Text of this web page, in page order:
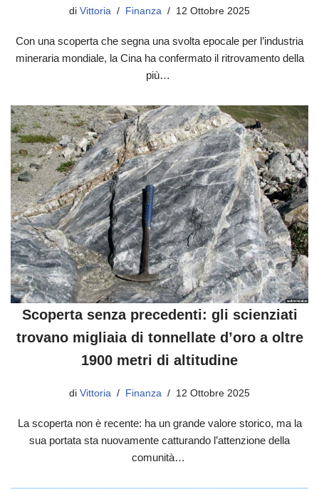
di Vittoria Finanza 12 Ottobre 2025
Con una scoperta che segna una svolta epocale per l’industria
mineraria mondiale, la Cina ha confermato il ritrovamento della
più…
Scoperta senza precedenti: gli scienziati
trovano migliaia di tonnellate d’oro a oltre
1900 metri di altitudine
di Vittoria Finanza 12 Ottobre 2025
La scoperta non è recente: ha un grande valore storico, ma la
sua portata sta nuovamente catturando l’attenzione della
comunità…